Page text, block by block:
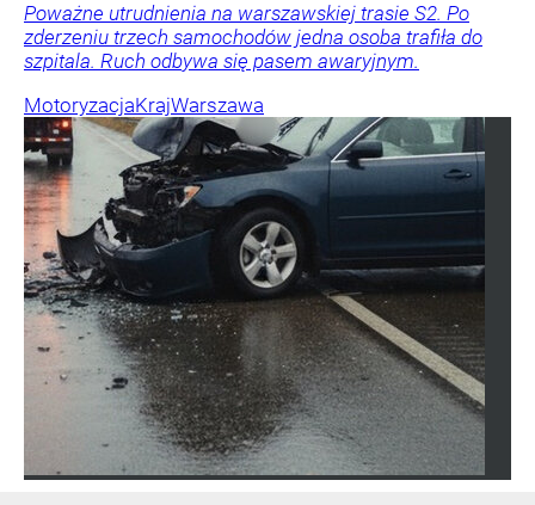
Poważne utrudnienia na warszawskiej trasie S2. Po
zderzeniu trzech samochodów jedna osoba trafiła do
szpitala. Ruch odbywa się pasem awaryjnym.
MotoryzacjaKrajWarszawa